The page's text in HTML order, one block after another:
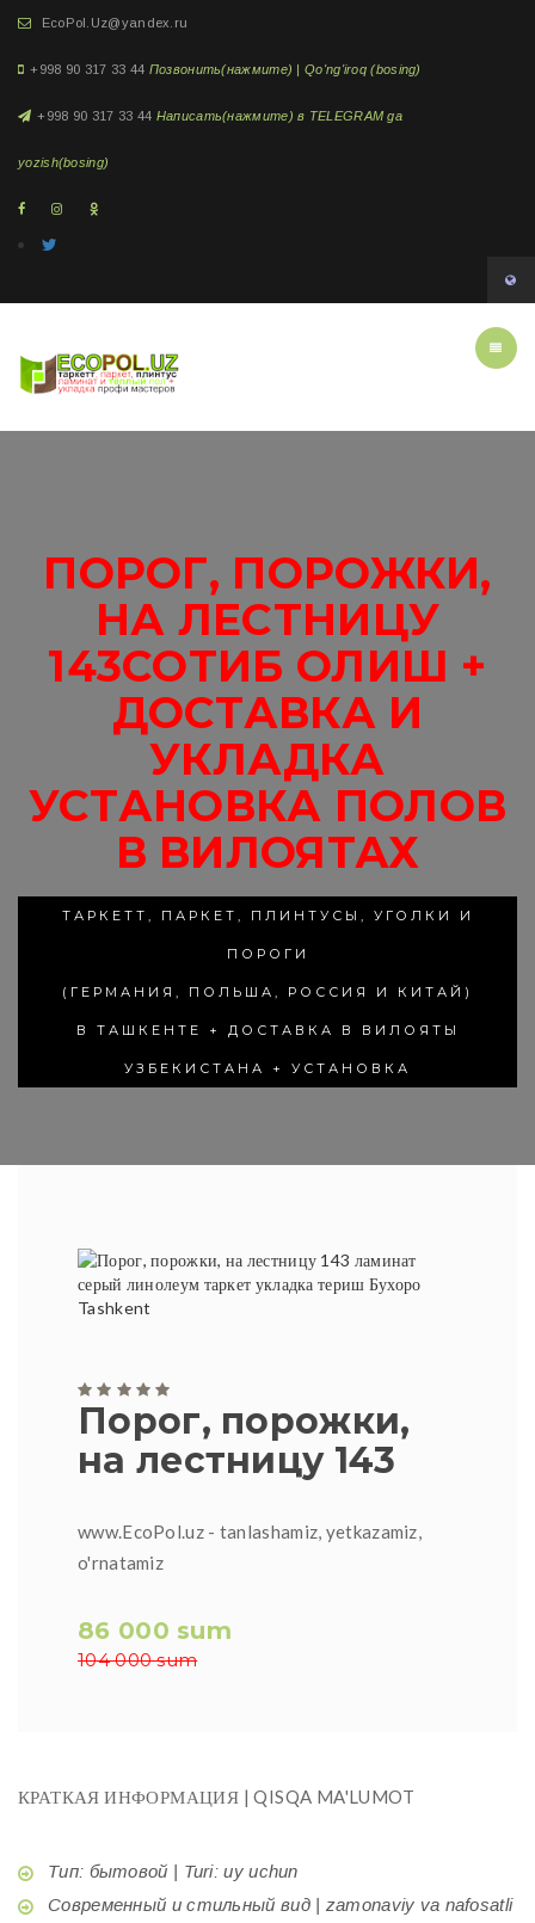
EcoPol.Uz@yandex.ru
+998 90 317 33 44 Позвонить(нажмите) | Qo'ng'iroq (bosing)
+998 90 317 33 44 Написать(нажмите) в TELEGRAM ga
yozish(bosing)
ПОРОГ, ПОРОЖКИ,
НА ЛЕСТНИЦУ
143СОТИБ ОЛИШ +
ДОСТАВКА И
УКЛАДКА
УСТАНОВКА ПОЛОВ
В ВИЛОЯТАХ
ТАРКЕТТ, ПАРКЕТ, ПЛИНТУСЫ, УГОЛКИ И
ПОРОГИ
(ГЕРМАНИЯ, ПОЛЬША, РОССИЯ И КИТАЙ)
В ТАШКЕНТЕ + ДОСТАВКА В ВИЛОЯТЫ
УЗБЕКИСТАНА + УСТАНОВКА
Порог, порожки,
на лестницу 143
www.EcoPol.uz - tanlashamiz, yetkazamiz,
o'rnatamiz
86 000 sum
104 000 sum
КРАТКАЯ ИНФОРМАЦИЯ | QISQA MA'LUMOT
Тип: бытовой | Turi: uy uchun
Современный и стильный вид | zamonaviy va nafosatli